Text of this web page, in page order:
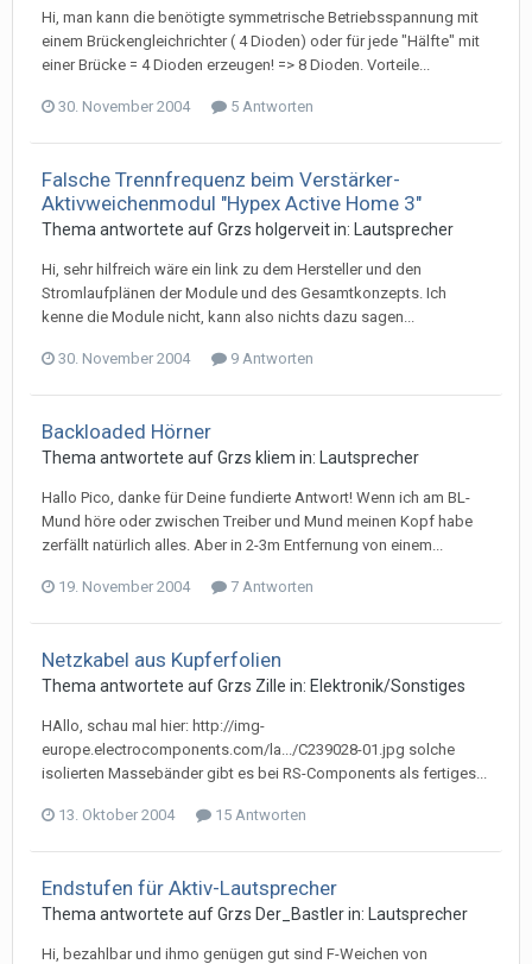
Hi, man kann die benötigte symmetrische Betriebsspannung mit
einem Brückengleichrichter ( 4 Dioden) oder für jede "Hälfte" mit
einer Brücke = 4 Dioden erzeugen! => 8 Dioden. Vorteile...
30. November 2004 5 Antworten
Falsche Trennfrequenz beim Verstärker-
Aktivweichenmodul "Hypex Active Home 3"
Thema antwortete aufGrzs holgerveitin: Lautsprecher
Hi, sehr hilfreich wäre ein link zu dem Hersteller und den
Stromlaufplänen der Module und des Gesamtkonzepts. Ich
kenne die Module nicht, kann also nichts dazu sagen...
30. November 2004 9 Antworten
Backloaded Hörner
Thema antwortete aufGrzs kliem in: Lautsprecher
Hallo Pico, danke für Deine fundierte Antwort! Wenn ich am BL-
Mund höre oder zwischen Treiber und Mund meinen Kopf habe
zerfällt natürlich alles. Aber in 2-3m Entfernung von einem...
19. November 2004 7 Antworten
Netzkabel aus Kupferfolien
Thema antwortete aufGrzs Zille in: Elektronik/Sonstiges
HAllo, schau mal hier: http://img-
europe.electrocomponents.com/la.../C239028-01.jpg solche
isolierten Massebänder gibt es bei RS-Components als fertiges...
13. Oktober 2004 15 Antworten
Endstufen für Aktiv-Lautsprecher
Thema antwortete aufGrzs Der_Bastlerin: Lautsprecher
Hi, bezahlbar und ihmo genügen gut sind F-Weichen von